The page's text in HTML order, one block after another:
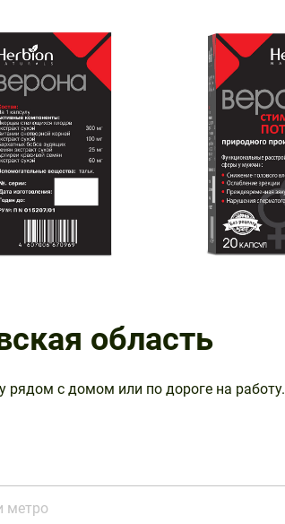
область
рядом с домом или по дороге на работу.